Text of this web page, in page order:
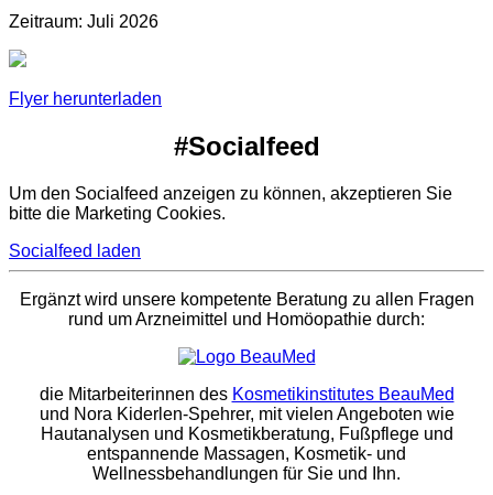
Zeitraum: Juli 2026
Flyer herunterladen
#Socialfeed
Um den Socialfeed anzeigen zu können, akzeptieren Sie
bitte die Marketing Cookies.
Socialfeed laden
Ergänzt wird unsere kompetente Beratung zu allen Fragen
rund um Arzneimittel und Homöopathie durch:
die Mitarbeiterinnen des Kosmetikinstitutes BeauMed
und Nora Kiderlen-Spehrer, mit vielen Angeboten wie
Hautanalysen und Kosmetikberatung, Fußpflege und
entspannende Massagen, Kosmetik- und
Wellnessbehandlungen für Sie und Ihn.